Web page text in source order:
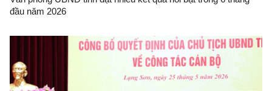
đầu năm 2026